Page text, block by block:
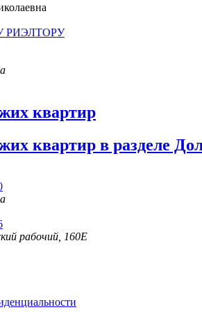
РИЭЛТОРУ
квартир
квартир в разделе
рабочий, 160Е